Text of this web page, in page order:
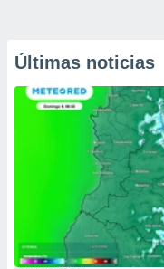
Últimas noticias